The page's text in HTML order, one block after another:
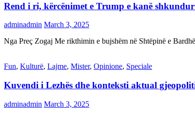
Rend i ri, kërcënimet e Trump e kanë
adminadmin March 3, 2025
Nga Preç Zogaj Me rikthimin e bujshëm në Shtëpinë e
Fun, Kulturë, Lajme, Mister, Opinione, Speciale
Kuvendi i Lezhës dhe konteksti aktual
adminadmin March 3, 2025